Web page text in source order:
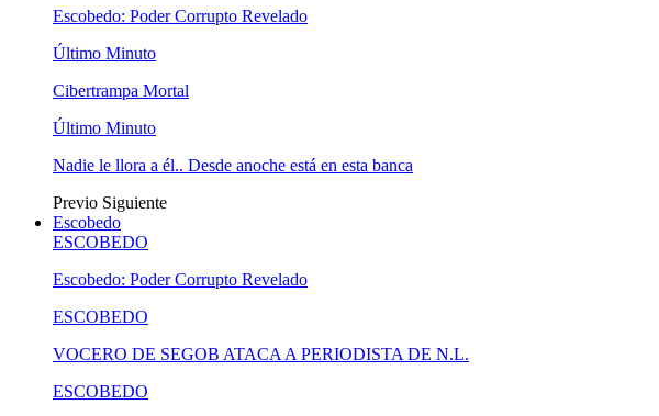
Escobedo: Poder Corrupto Revelado
Último Minuto
Cibertrampa Mortal
Último Minuto
Nadie le llora a él.. Desde anoche está en esta banca
Previo Siguiente
Escobedo
ESCOBEDO
Escobedo: Poder Corrupto Revelado
ESCOBEDO
VOCERO DE SEGOB ATACA A PERIODISTA DE N.L.
ESCOBEDO